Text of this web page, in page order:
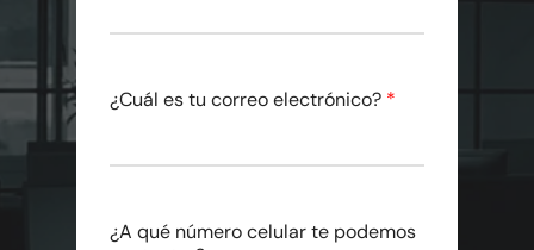
¿Cuál es tu correo electrónico? *
¿A qué número celular te podemos